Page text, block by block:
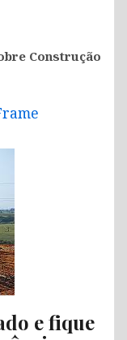
Construção
e fique